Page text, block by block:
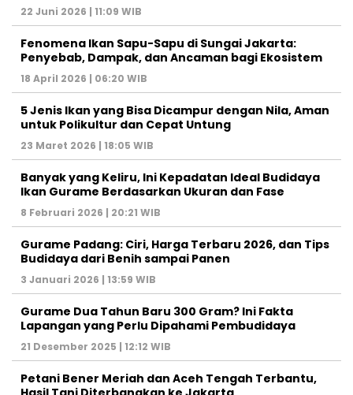
22 Juni 2026 | 11:09 WIB
Fenomena Ikan Sapu-Sapu di Sungai Jakarta:
Penyebab, Dampak, dan Ancaman bagi Ekosistem
18 April 2026 | 06:20 WIB
5 Jenis Ikan yang Bisa Dicampur dengan Nila, Aman
untuk Polikultur dan Cepat Untung
23 Maret 2026 | 18:05 WIB
Banyak yang Keliru, Ini Kepadatan Ideal Budidaya
Ikan Gurame Berdasarkan Ukuran dan Fase
8 Februari 2026 | 20:21 WIB
Gurame Padang: Ciri, Harga Terbaru 2026, dan Tips
Budidaya dari Benih sampai Panen
3 Januari 2026 | 13:59 WIB
Gurame Dua Tahun Baru 300 Gram? Ini Fakta
Lapangan yang Perlu Dipahami Pembudidaya
21 Desember 2025 | 12:12 WIB
Petani Bener Meriah dan Aceh Tengah Terbantu,